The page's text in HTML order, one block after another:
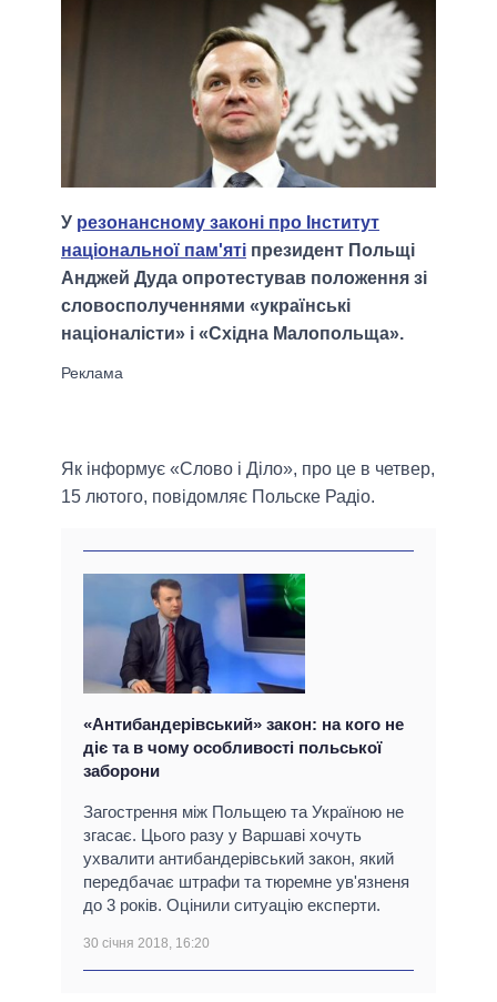
У резонансному законі про Інститут
національної пам'яті президент Польщі
Анджей Дуда опротестував положення зі
словосполученнями «українські
націоналісти» і «Східна Малопольща».
Як інформує «Слово і Діло», про це в четвер,
15 лютого, повідомляє Польске Радіо.
«Антибандерівський» закон: на кого не
діє та в чому особливості польської
заборони
Загострення між Польщею та Україною не
згасає. Цього разу у Варшаві хочуть
ухвалити антибандерівський закон, який
передбачає штрафи та тюремне ув'язненя
до 3 років. Оцінили ситуацію експерти.
30 січня 2018, 16:20